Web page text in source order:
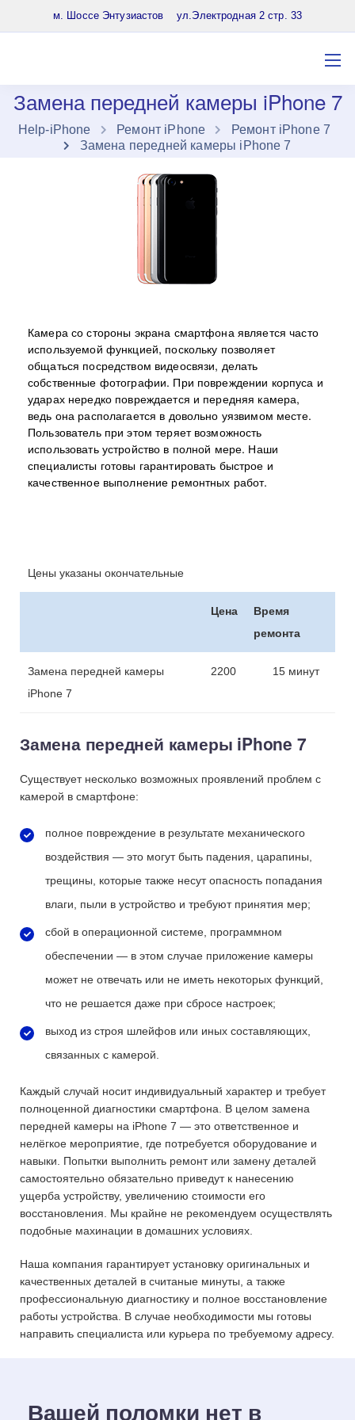
8 (903) 961-65-64
м. Шоссе Энтузиастов ул.Электродная 2 стр. 33
Замена передней камеры iPhone 7
Нelp-iPhone Ремонт iPhone
Ремонт iPhone 7
Замена передней камеры iPhone 7
Камера со стороны экрана смартфона является часто
используемой функцией, поскольку позволяет
общаться посредством видеосвязи, делать
собственные фотографии. При повреждении корпуса и
ударах нередко повреждается и передняя камера,
ведь она располагается в довольно уязвимом месте.
Пользователь при этом теряет возможность
использовать устройство в полной мере. Наши
специалисты готовы гарантировать быстрое и
качественное выполнение ремонтных работ.
Цены указаны окончательные
Цена
Время
ремонта
Замена передней камеры
iPhone 7
2200 15 минут
Замена передней камеры iPhone 7
Существует несколько возможных проявлений проблем с
камерой в смартфоне:
полное повреждение в результате механического
воздействия — это могут быть падения, царапины,
трещины, которые также несут опасность попадания
влаги, пыли в устройство и требуют принятия мер;
сбой в операционной системе, программном
обеспечении — в этом случае приложение камеры
может не отвечать или не иметь некоторых функций,
что не решается даже при сбросе настроек;
выход из строя шлейфов или иных составляющих,
связанных с камерой.
Каждый случай носит индивидуальный характер и требует
полноценной диагностики смартфона. В целом замена
передней камеры на iPhone 7 — это ответственное и
нелёгкое мероприятие, где потребуется оборудование и
навыки. Попытки выполнить ремонт или замену деталей
самостоятельно обязательно приведут к нанесению
ущерба устройству, увеличению стоимости его
восстановления. Мы крайне не рекомендуем осуществлять
подобные махинации в домашних условиях.
Наша компания гарантирует установку оригинальных и
качественных деталей в считаные минуты, а также
профессиональную диагностику и полное восстановление
работы устройства. В случае необходимости мы готовы
направить специалиста или курьера по требуемому адресу.
Вашей поломки нет в